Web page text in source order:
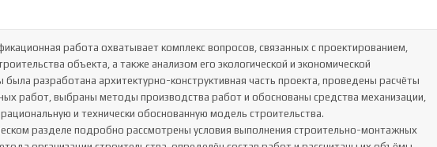
работа охватывает комплекс вопросов, связанных с проектированием,
объекта, а также анализом его экологической и экономической
разработана архитектурно-конструктивная часть проекта, проведены расчёты
работ, выбраны методы производства работ и обоснованы средства механизации,
и технически обоснованную модель строительства.
разделе подробно рассмотрены условия выполнения строительно-монтажных